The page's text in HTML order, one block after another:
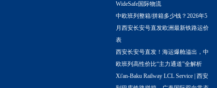
WideSafe国际物流
中欧班列整箱/拼箱多少钱？2026年5
月西安长安号直发欧洲最新铁路运价
表
西安长安号直发！海运爆舱溢出，中
欧班列高性价比“主力通道”全解析
Xi'an-Baku Railway LCL Service | 西安